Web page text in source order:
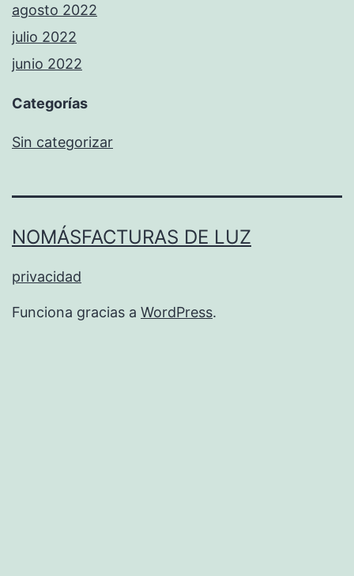
agosto 2022
julio 2022
junio 2022
Categorías
Sin categorizar
NOMÁSFACTURAS DE LUZ
privacidad
Funciona gracias a WordPress.